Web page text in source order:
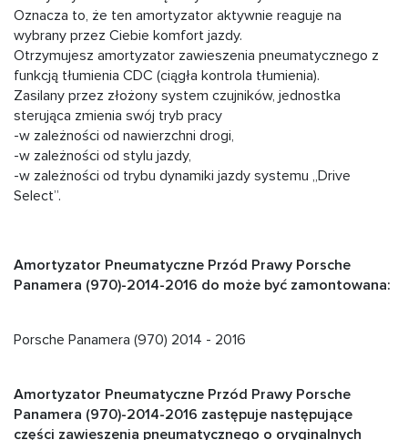
Oznacza to, że ten amortyzator aktywnie reaguje na
wybrany przez Ciebie komfort jazdy.
Otrzymujesz amortyzator zawieszenia pneumatycznego z
funkcją tłumienia CDC (ciągła kontrola tłumienia).
Zasilany przez złożony system czujników, jednostka
sterująca zmienia swój tryb pracy
-w zależności od nawierzchni drogi,
-w zależności od stylu jazdy,
-w zależności od trybu dynamiki jazdy systemu „Drive
Select”.
Amortyzator Pneumatyczne Przód Prawy Porsche
Panamera (970)-2014-2016 do może być zamontowana:
Porsche Panamera (970) 2014 - 2016
Amortyzator Pneumatyczne Przód Prawy Porsche
Panamera (970)-2014-2016 zastępuje następujące
części zawieszenia pneumatycznego o oryginalnych